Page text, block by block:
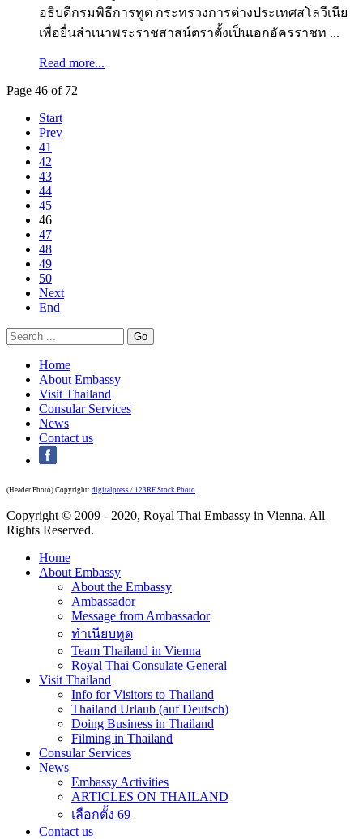
อธิบดีกรมพิธีการทูต กระทรวงการต่างประเทศสโลวีเนีย
เพื่อยื่นสำเนาพระราชสาสน์ตราตั้งเป็นเอกอัครราชท ...
Read more...
Page 46 of 72
Start
Prev
41
42
43
44
45
46
47
48
49
50
Next
End
Home
About Embassy
Visit Thailand
Consular Services
News
Contact us
(Header Photo) Copyright: digitalpress / 123RF Stock Photo
Copyright © 2009 - 2020, Royal Thai Embassy in Vienna. All
Rights Reserved.
Home
About Embassy
About the Embassy
Ambassador
Message from Ambassador
ทำเนียบทูต
Team Thailand in Vienna
Royal Thai Consulate General
Visit Thailand
Info for Visitors to Thailand
Thailand Urlaub (auf Deutsch)
Doing Business in Thailand
Filming in Thailand
Consular Services
News
Embassy Activities
ARTICLES ON THAILAND
เลือกตั้ง 69
Contact us